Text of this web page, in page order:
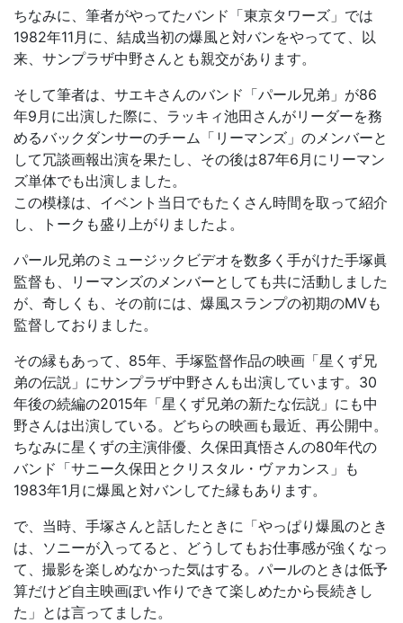
ちなみに、筆者がやってたバンド「東京タワーズ」では
1982年11月に、結成当初の爆風と対バンをやってて、以
来、サンプラザ中野さんとも親交があります。
そして筆者は、サエキさんのバンド「パール兄弟」が86
年9月に出演した際に、ラッキィ池田さんがリーダーを務
めるバックダンサーのチーム「リーマンズ」のメンバーと
して冗談画報出演を果たし、その後は87年6月にリーマン
ズ単体でも出演しました。
この模様は、イベント当日でもたくさん時間を取って紹介
し、トークも盛り上がりましたよ。
パール兄弟のミュージックビデオを数多く手がけた手塚眞
監督も、リーマンズのメンバーとしても共に活動しました
が、奇しくも、その前には、爆風スランプの初期のMVも
監督しておりました。
その縁もあって、85年、手塚監督作品の映画「星くず兄
弟の伝説」にサンプラザ中野さんも出演しています。30
年後の続編の2015年「星くず兄弟の新たな伝説」にも中
野さんは出演している。どちらの映画も最近、再公開中。
ちなみに星くずの主演俳優、久保田真悟さんの80年代の
バンド「サニー久保田とクリスタル・ヴァカンス」も
1983年1月に爆風と対バンしてた縁もあります。
で、当時、手塚さんと話したときに「やっぱり爆風のとき
は、ソニーが入ってると、どうしてもお仕事感が強くなっ
て、撮影を楽しめなかった気はする。パールのときは低予
算だけど自主映画ぽい作りできて楽しめたから長続きし
た」とは言ってました。